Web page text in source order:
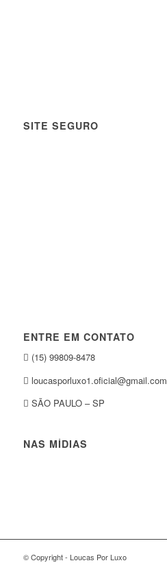
SITE SEGURO
ENTRE EM CONTATO
(15) 99809-8478
loucasporluxo1.oficial@gmail.com
SÃO PAULO – SP
NAS MÍDIAS
© Copyright - Loucas Por Luxo